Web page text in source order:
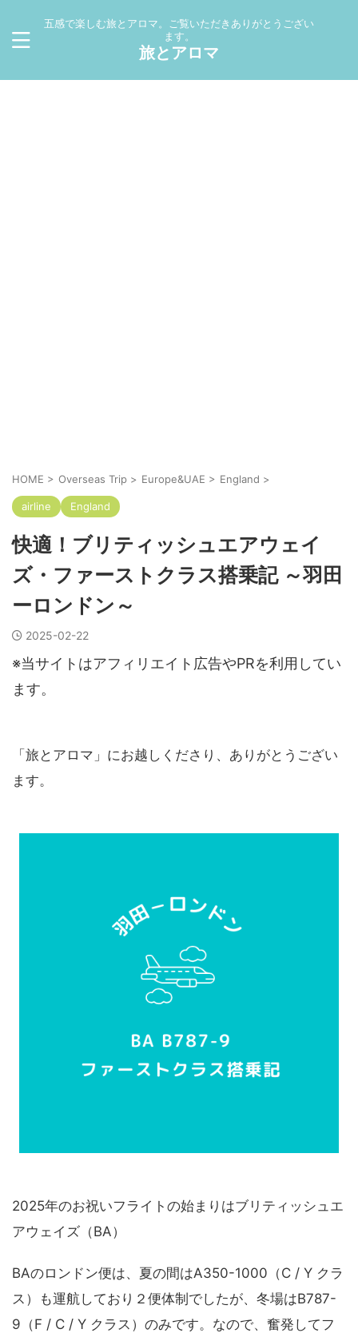
五感で楽しむ旅とアロマ。ご覧いただきありがとうござい
ます。
旅とアロマ
HOME > Overseas Trip > Europe&UAE > England >
airline England
快適！ブリティッシュエアウェイ
ズ・ファーストクラス搭乗記 ～羽田
ーロンドン～
2025-02-22
※当サイトはアフィリエイト広告やPRを利用してい
ます。
「旅とアロマ」にお越しくださり、ありがとうござい
ます。
2025年のお祝いフライトの始まりはブリティッシュエ
アウェイズ（BA）
BAのロンドン便は、夏の間はA350-1000（C / Y クラ
ス）も運航しており２便体制でしたが、冬場はB787-
9（F / C / Y クラス）のみです。なので、奮発してフ